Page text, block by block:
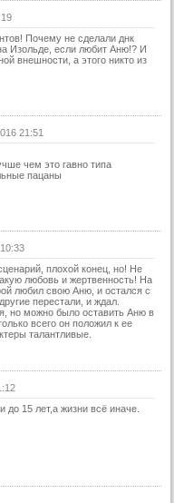
Почему не сделали днк
Изольде, если любит Аню!? И
внешности, а этого никто из
21:51
чем это гавно типа
пацаны
плохой конец, но! Не
любовь и жертвенность! На
любил свою Аню, и остался с
перестали, и ждал.
но можно было оставить Аню в
всего он положил к ее
талантливые.
до 15 лет,а жизни всё иначе.